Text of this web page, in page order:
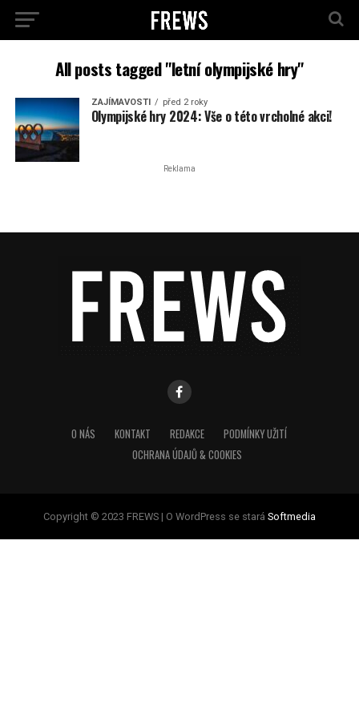
All posts tagged "letní olympijské hry"
ZAJÍMAVOSTI před 2 roky
Olympijské hry 2024: Vše o této vrcholné akci!
Reklama
O NÁS KONTAKT REDAKCE
PODMÍNKY UŽITÍ
OCHRANA ÚDAJŮ & COOKIES
Copyright © 2023 FREWS | O WordPress se stará Softmedia